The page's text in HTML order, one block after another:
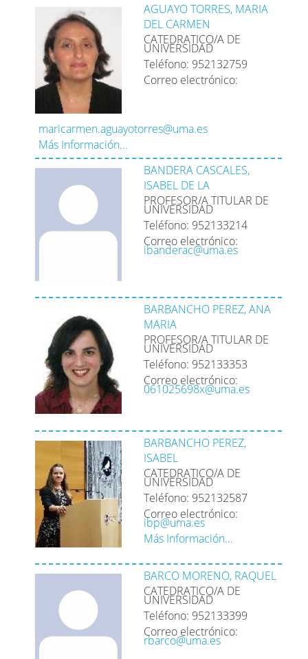
AGUAYO TORRES, MARIA
DEL CARMEN
CATEDRATICO/A DE
UNIVERSIDAD
Teléfono: 952132759
Correo electrónico:
maricarmen.aguayotorres@uma.es
Más Información...
BANDERA CASCALES,
ISABEL DE LA
PROFESOR/A TITULAR DE
UNIVERSIDAD
Teléfono: 952133214
Correo electrónico:
ibanderac@uma.es
BARBANCHO PEREZ, ANA
MARIA
PROFESOR/A TITULAR DE
UNIVERSIDAD
Teléfono: 952133353
Correo electrónico:
061025698x@uma.es
BARBANCHO PEREZ,
ISABEL
CATEDRATICO/A DE
UNIVERSIDAD
Teléfono: 952132587
Correo electrónico:
ibp@uma.es
Más Información...
BARCO MORENO, RAQUEL
CATEDRATICO/A DE
UNIVERSIDAD
Teléfono: 952133399
Correo electrónico:
rbarco@uma.es